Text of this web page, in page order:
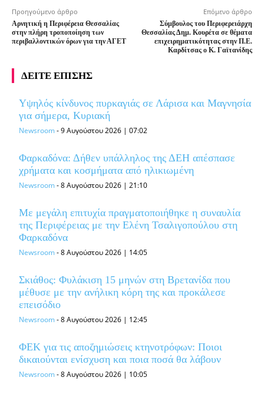
Προηγούμενο άρθρο
Αρνητική η Περιφέρεια Θεσσαλίας
στην πλήρη τροποποίηση των
περιβαλλοντικών όρων για την ΑΓΕΤ
Επόμενο άρθρο
Σύμβουλος του Περιφερειάρχη
Θεσσαλίας Δημ. Κουρέτα σε θέματα
επιχειρηματικότητας στην Π.Ε.
Καρδίτσας ο Κ. Γαϊτανίδης
ΔΕΙΤΕ ΕΠΙΣΗΣ
Υψηλός κίνδυνος πυρκαγιάς σε Λάρισα και Μαγνησία
για σήμερα, Κυριακή
Newsroom-9 Αυγούστου 2026 | 07:02
Φαρκαδόνα: Δήθεν υπάλληλος της ΔΕΗ απέσπασε
χρήματα και κοσμήματα από ηλικιωμένη
Newsroom-8 Αυγούστου 2026 | 21:10
Με μεγάλη επιτυχία πραγματοποιήθηκε η συναυλία
της Περιφέρειας με την Ελένη Τσαλιγοπούλου στη
Φαρκαδόνα
Newsroom-8 Αυγούστου 2026 | 14:05
Σκιάθος: Φυλάκιση 15 μηνών στη Βρετανίδα που
μέθυσε με την ανήλικη κόρη της και προκάλεσε
επεισόδιο
Newsroom-8 Αυγούστου 2026 | 12:45
ΦΕΚ για τις αποζημιώσεις κτηνοτρόφων: Ποιοι
δικαιούνται ενίσχυση και ποια ποσά θα λάβουν
Newsroom-8 Αυγούστου 2026 | 10:05